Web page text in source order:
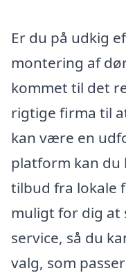
Er du på udkig
montering af
kommet til det
rigtige firma til
kan være en
platform kan
tilbud fra lokale
muligt for dig at
service, så du
valg, som